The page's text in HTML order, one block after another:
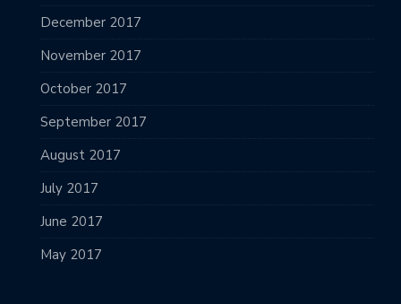
December 2017
November 2017
October 2017
September 2017
August 2017
July 2017
June 2017
May 2017